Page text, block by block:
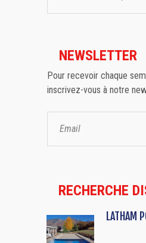
NEWSLETTER
Pour recevoir chaque
inscrivez-vous à notre
RECHERCHE
LATHAM